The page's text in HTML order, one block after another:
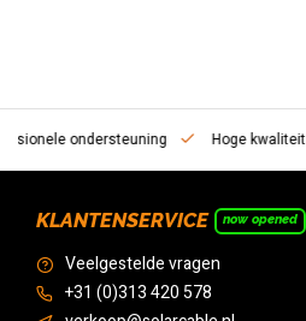
ondersteuning Hoge kwaliteit
KLANTENSERVICE now opened
Veelgestelde vragen
+31 (0)313 420 578